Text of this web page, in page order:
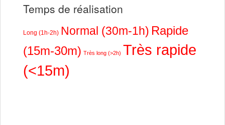
Temps de réalisation
Long (1h-2h) Normal (30m-1h) Rapide
(15m-30m) Très long (>2h) Très rapide
(<15m)